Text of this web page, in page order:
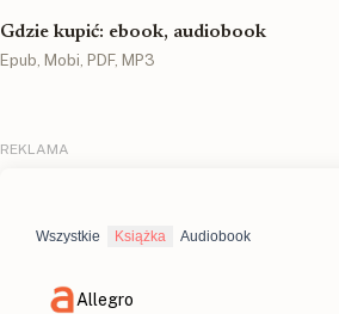
Gdzie kupić: ebook, audiobook
Epub, Mobi, PDF, MP3